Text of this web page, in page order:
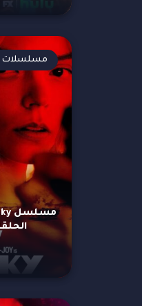
الحلقة 6
مسلسلات